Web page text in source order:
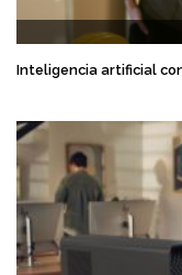
Inteligencia artificial